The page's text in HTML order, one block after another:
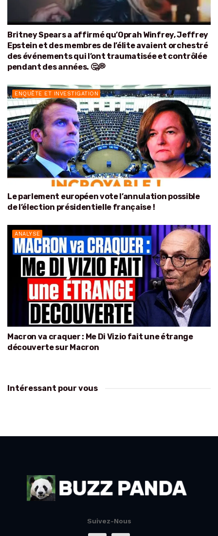
Britney Spears a affirmé qu’Oprah Winfrey, Jeffrey
Epstein et des membres de l’élite avaient orchestré
des événements qui l’ont traumatisée et contrôlée
pendant des années. 🤔💭
ENQUÊTE ET INVESTIGATION
Le parlement européen vote l’annulation possible
de l’élection présidentielle française !
ANALYSE
Macron va craquer : Me Di Vizio fait une étrange
découverte sur Macron
Intéressant pour vous
Suivez-Nous